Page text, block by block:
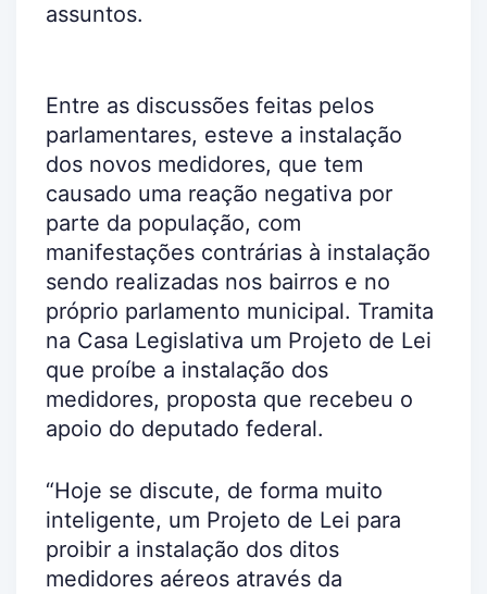
assuntos.
Entre as discussões feitas pelos
parlamentares, esteve a instalação
dos novos medidores, que tem
causado uma reação negativa por
parte da população, com
manifestações contrárias à instalação
sendo realizadas nos bairros e no
próprio parlamento municipal. Tramita
na Casa Legislativa um Projeto de Lei
que proíbe a instalação dos
medidores, proposta que recebeu o
apoio do deputado federal.
“Hoje se discute, de forma muito
inteligente, um Projeto de Lei para
proibir a instalação dos ditos
medidores aéreos através da